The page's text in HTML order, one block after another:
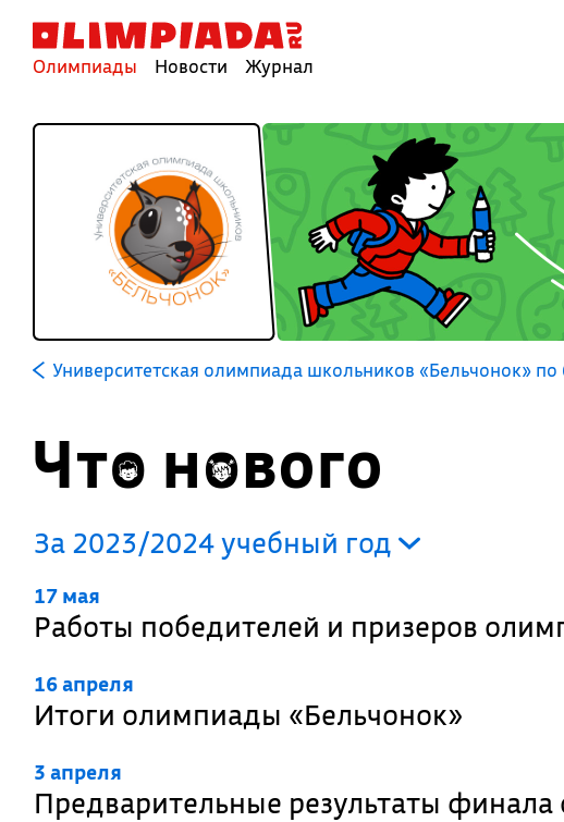
Олимпиады Новости Журнал
Университетская олимпиада школьников «Бельчонок» по
Что нового
За 2023/2024 учебный год
17 мая
Работы победителей и призеров
16 апреля
Итоги олимпиады «Бельчонок»
3 апреля
Предварительные результаты